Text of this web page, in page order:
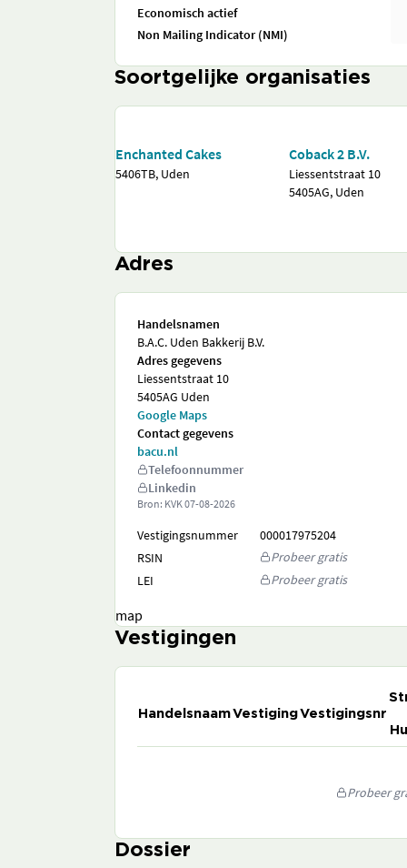
Economisch actief
Non Mailing Indicator (NMI)
Soortgelijke organisaties
Enchanted Cakes
5406TB, Uden
Coback 2 B.V.
Liessentstraat 10
5405AG, Uden
Adres
Handelsnamen
B.A.C. Uden Bakkerij B.V.
Adres gegevens
Liessentstraat 10
5405AG Uden
Google Maps
Contact gegevens
bacu.nl
Telefoonnummer
Linkedin
Bron: KVK07-08-2026
Vestigingsnummer
000017975204
RSIN
Probeer gratis
LEI
Probeer gratis
map
Vestigingen
HandelsnaamVestigingVestigingsnr
Probeer
Dossier